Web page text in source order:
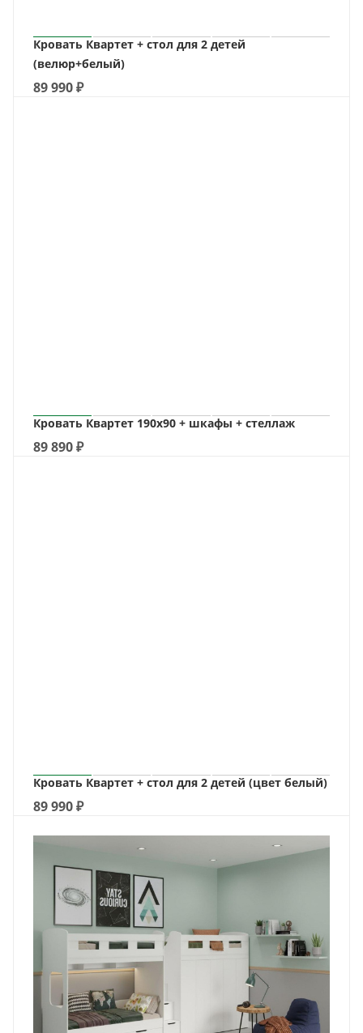
Кровать Квартет + стол для 2 детей
(велюр+белый)
89 990₽
Кровать Квартет 190х90 + шкафы + стеллаж
89 890₽
Кровать Квартет + стол для 2 детей (цвет белый)
89 990₽